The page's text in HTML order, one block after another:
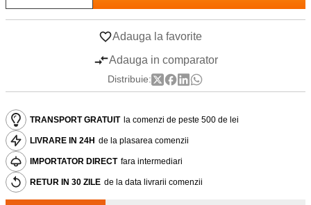
Adauga la favorite
Adauga in comparator
Distribuie:
TRANSPORT GRATUIT la comenzi de peste 500 de lei
LIVRARE IN 24H de la plasarea comenzii
IMPORTATOR DIRECT fara intermediari
RETUR IN 30 ZILE de la data livrarii comenzii